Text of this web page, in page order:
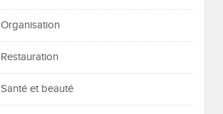
Organisation
Restauration
Santé et beauté